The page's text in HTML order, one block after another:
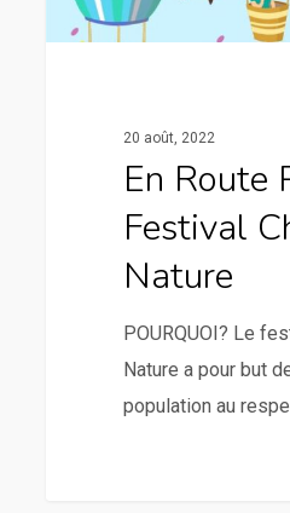
20 août, 2022
En Route
Festival
Nature
POURQUOI? Le
Nature a pour but
population au